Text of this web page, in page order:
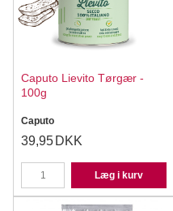
Caputo Lievito Tørgær -
100g
Caputo
39,95 DKK
Læg i kurv